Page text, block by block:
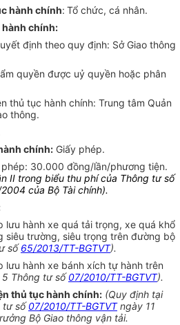
hành chính: Tổ chức, cá nhân.
chính:
định theo quy định: Sở Giao thông
quyền được uỷ quyền hoặc phân
thủ tục hành chính: Trung tâm Quản
thông.
chính: Giấy phép.
phép: 30.000 đồng/lần/phương tiện.
II trong biểu thu phí của Thông tư số
của Bộ Tài chính).
lưu hành xe quá tải trọng, xe quá khổ
siêu trường, siêu trọng trên đường bộ
số65/2013/TT-BGTVT).
lưu hành xe bánh xích tự hành trên
5 Thông tư số07/2010/TT-BGTVT).
thủ tục hành chính: (Quy định tại
tư số07/2010/TT-BGTVTngày 11
Bộ Giao thông vận tải.